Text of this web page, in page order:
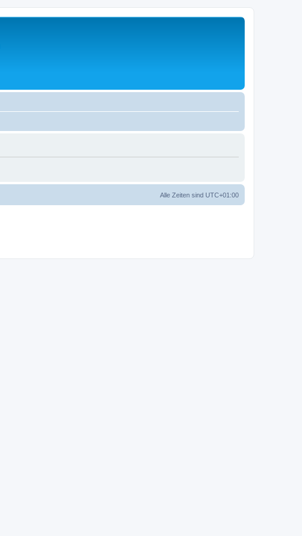
Alle Zeiten sind UTC+01:00